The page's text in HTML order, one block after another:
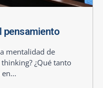
pensamiento
mentalidad de
¿Qué tanto